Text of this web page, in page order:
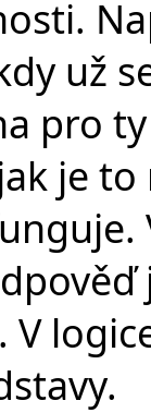
už
pro
je
V